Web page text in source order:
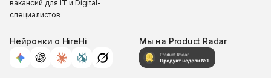
вакансий для IT и Digital-
специалистов
Нейронки о HireHi Мы на Product Radar